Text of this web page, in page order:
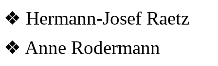
❖ Hermann-Josef Raetz
❖ Anne Rodermann